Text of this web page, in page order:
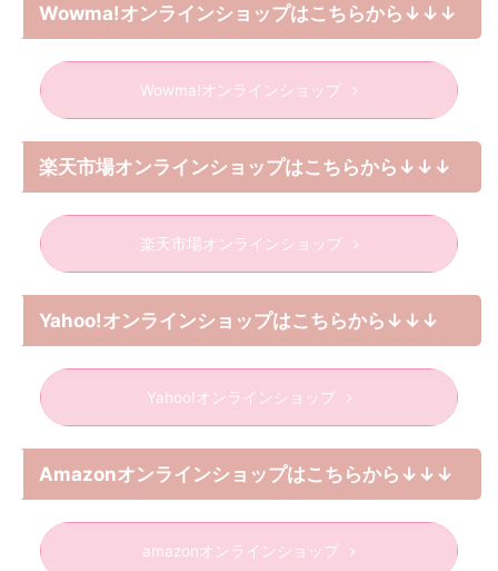
Wowma!オンラインショップはこちらから↓↓↓
Wowma!オンラインショップ
楽天市場オンラインショップはこちらから↓↓↓
楽天市場オンラインショップ
Yahoo!オンラインショップはこちらから↓↓↓
Yahoo!オンラインショップ
Amazonオンラインショップはこちらから↓↓↓
amazonオンラインショップ